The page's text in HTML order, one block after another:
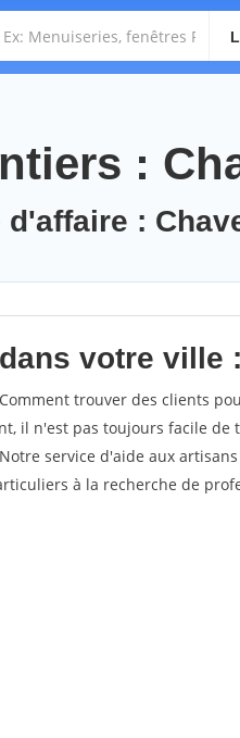
:
:
votre ville
trouver des clients
il n'est pas toujours facile de
service d'aide aux
à la recherche de